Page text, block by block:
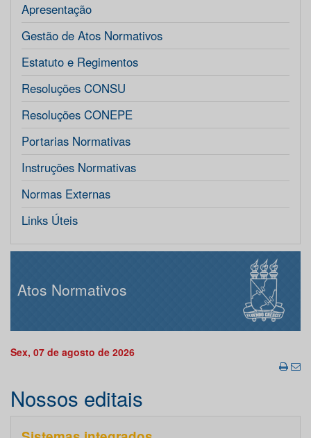
Apresentação
Gestão de Atos Normativos
Estatuto e Regimentos
Resoluções CONSU
Resoluções CONEPE
Portarias Normativas
Instruções Normativas
Normas Externas
Links Úteis
Atos Normativos
Sex, 07 de agosto de 2026
Nossos editais